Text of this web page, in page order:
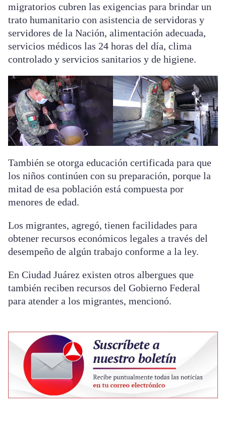
migratorios cubren las exigencias para brindar un
trato humanitario con asistencia de servidoras y
servidores de la Nación, alimentación adecuada,
servicios médicos las 24 horas del día, clima
controlado y servicios sanitarios y de higiene.
También se otorga educación certificada para que
los niños continúen con su preparación, porque la
mitad de esa población está compuesta por
menores de edad.
Los migrantes, agregó, tienen facilidades para
obtener recursos económicos legales a través del
desempeño de algún trabajo conforme a la ley.
En Ciudad Juárez existen otros albergues que
también reciben recursos del Gobierno Federal
para atender a los migrantes, mencionó.